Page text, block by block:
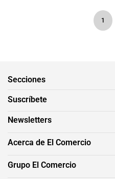
1
Secciones
Suscríbete
Newsletters
Acerca de El Comercio
Grupo El Comercio